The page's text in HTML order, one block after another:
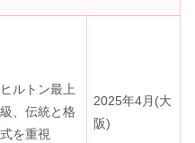
ヒルトン最上
級、伝統と格
式を重視
2025年4月(大
阪)